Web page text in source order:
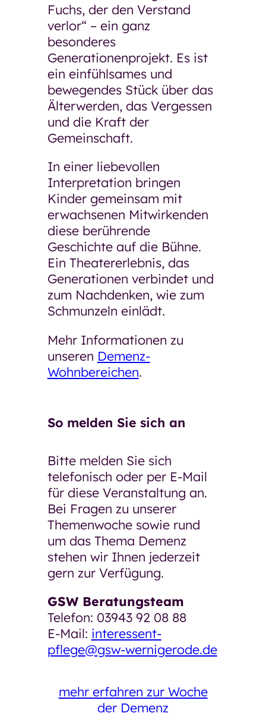
Fuchs, der den Verstand
verlor“ – ein ganz
besonderes
Generationenprojekt. Es ist
ein einfühlsames und
bewegendes Stück über das
Älterwerden, das Vergessen
und die Kraft der
Gemeinschaft.
In einer liebevollen
Interpretation bringen
Kinder gemeinsam mit
erwachsenen Mitwirkenden
diese berührende
Geschichte auf die Bühne.
Ein Theatererlebnis, das
Generationen verbindet und
zum Nachdenken, wie zum
Schmunzeln einlädt.
Mehr Informationen zu
unseren Demenz-
Wohnbereichen.
So melden Sie sich an
Bitte melden Sie sich
telefonisch oder per E-Mail
für diese Veranstaltung an.
Bei Fragen zu unserer
Themenwoche sowie rund
um das Thema Demenz
stehen wir Ihnen jederzeit
gern zur Verfügung.
GSW Beratungsteam
Telefon: 03943 92 08 88
E-Mail: interessent-
pflege@gsw-wernigerode.de
mehr erfahren zur Woche
der Demenz